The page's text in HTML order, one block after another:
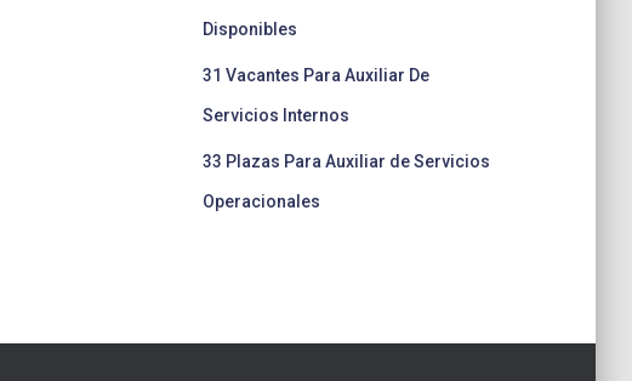
Disponibles
31 Vacantes Para Auxiliar De
Servicios Internos
33 Plazas Para Auxiliar de Servicios
Operacionales